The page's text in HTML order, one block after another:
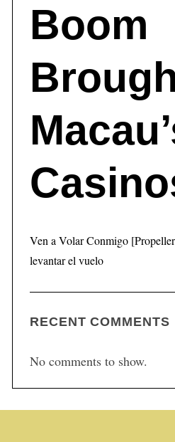
Boom
Ven a Volar Conmigo
levantar el vuelo
RECENT COMMENTS
No comments to show.